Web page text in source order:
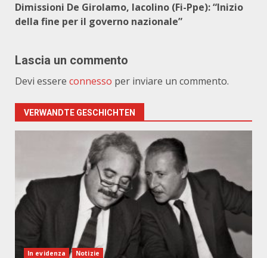
Dimissioni De Girolamo, Iacolino (Fi-Ppe): “Inizio
della fine per il governo nazionale”
Lascia un commento
Devi essere connesso per inviare un commento.
VERWANDTE GESCHICHTEN
In evidenza Notizie